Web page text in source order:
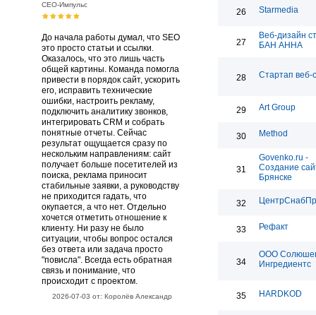
СЕО-Импульс
До начала работы думал, что SEO
это просто статьи и ссылки.
Оказалось, что это лишь часть
общей картины. Команда помогла
привести в порядок сайт, ускорить
его, исправить технические
ошибки, настроить рекламу,
подключить аналитику звонков,
интегрировать CRM и собрать
понятные отчеты. Сейчас
результат ощущается сразу по
нескольким направлениям: сайт
получает больше посетителей из
поиска, реклама приносит
стабильные заявки, а руководству
не приходится гадать, что
окупается, а что нет. Отдельно
хочется отметить отношение к
клиенту. Ни разу не было
ситуации, чтобы вопрос остался
без ответа или задача просто
"повисла". Всегда есть обратная
связь и понимание, что
происходит с проектом.
2026-07-03 от: Королёв Александр
26 Starmedia
27
Веб-дизайн
БАН АННА
28 Стартап веб-
29 Art Group
30 Method
31
Govenko.ru -
Создание
Брянске
32
33 Рефакт
34
ООО
Ингредиентс
35 HARDKOD